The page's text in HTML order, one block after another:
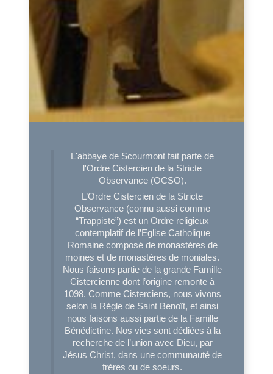
L'abbaye de Scourmont fait parte de
l'Ordre Cistercien de la Stricte
Observance (OCSO).
L’Ordre Cistercien de la Stricte
Observance (connu aussi comme
“Trappiste”) est un Ordre religieux
contemplatif de l’Eglise Catholique
Romaine composé de monastères de
moines et de monastères de moniales.
Nous faisons partie de la grande Famille
Cistercienne dont l’origine remonte à
1098. Comme Cisterciens, nous vivons
selon la Règle de Saint Benoît, et ainsi
nous faisons aussi partie de la Famille
Bénédictine. Nos vies sont dédiées à la
recherche de l’union avec Dieu, par
Jésus Christ, dans une communauté de
frères ou de soeurs.